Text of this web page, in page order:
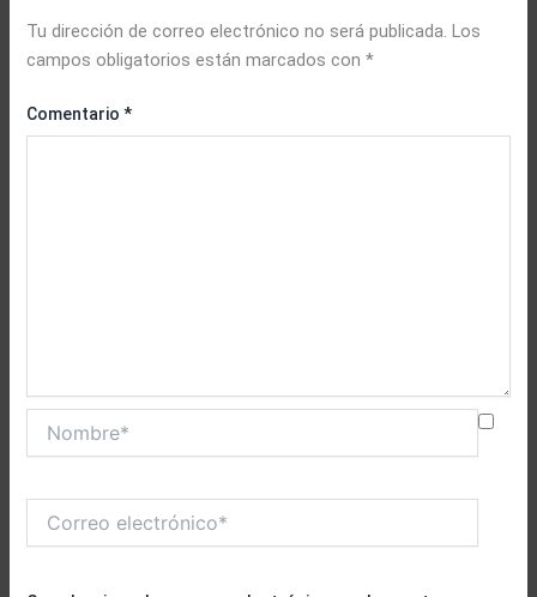
Tu dirección de correo electrónico no será publicada. Los
campos obligatorios están marcados con*
Comentario*
electrónico*